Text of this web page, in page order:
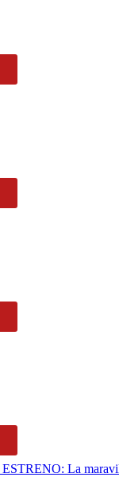
ESTRENO: La